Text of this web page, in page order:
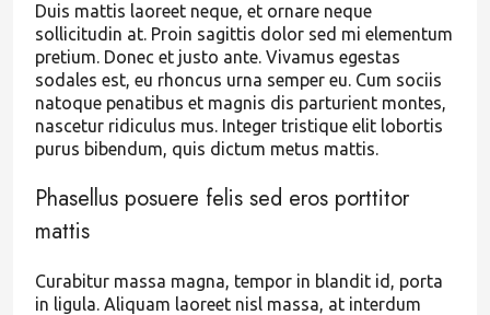
Duis mattis laoreet neque, et ornare neque
sollicitudin at. Proin sagittis dolor sed mi elementum
pretium. Donec et justo ante. Vivamus egestas
sodales est, eu rhoncus urna semper eu. Cum sociis
natoque penatibus et magnis dis parturient montes,
nascetur ridiculus mus. Integer tristique elit lobortis
purus bibendum, quis dictum metus mattis.
Phasellus posuere felis sed eros porttitor
mattis
Curabitur massa magna, tempor in blandit id, porta
in ligula. Aliquam laoreet nisl massa, at interdum